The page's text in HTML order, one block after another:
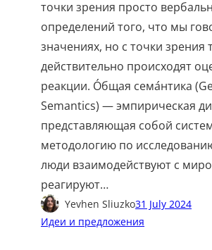
точки зрения просто
определений того, что мы
значениях, но с точки зрения
действительно происходят
реакции. О́бщая сема́нтика
Semantics) — эмпирическая
представляющая собой
методологию по
люди взаимодействуют с
реагируют…
Yevhen Sliuzko31 July 2024
Идеи и предложения